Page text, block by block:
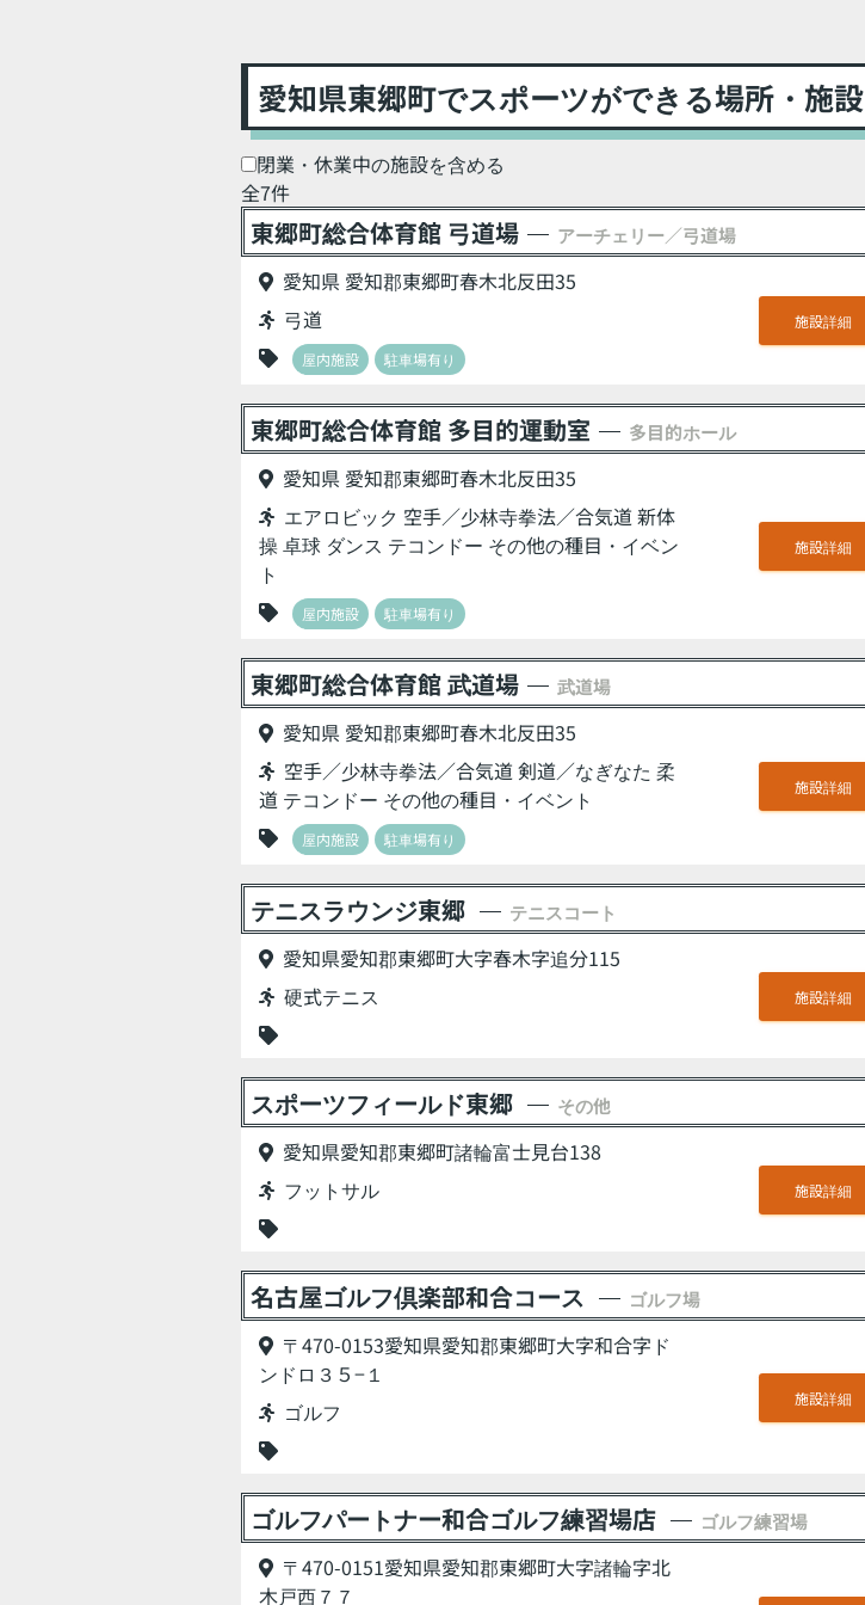
愛知県東郷町でスポーツができる場所・施設
閉業・休業中の施設を含める
全7件
東郷町総合体育館 弓道場 アーチェリー／弓道場
愛知県 愛知郡東郷町春木北反田35
弓道
屋内施設 駐車場有り
施設詳細
東郷町総合体育館 多目的運動室 多目的ホール
愛知県 愛知郡東郷町春木北反田35
エアロビック 空手／少林寺拳法／合気道 新体
操 卓球 ダンス テコンドー その他の種目・イベン
ト
屋内施設 駐車場有り
施設詳細
東郷町総合体育館 武道場 武道場
愛知県 愛知郡東郷町春木北反田35
空手／少林寺拳法／合気道 剣道／なぎなた 柔
道 テコンドー その他の種目・イベント
屋内施設 駐車場有り
施設詳細
テニスラウンジ東郷 テニスコート
愛知県愛知郡東郷町大字春木字追分115
硬式テニス
施設詳細
スポーツフィールド東郷 その他
愛知県愛知郡東郷町諸輪富士見台138
フットサル
施設詳細
名古屋ゴルフ倶楽部和合コース ゴルフ場
〒470-0153愛知県愛知郡東郷町大字和合字ド
ンドロ３５−１
ゴルフ
施設詳細
ゴルフパートナー和合ゴルフ練習場店 ゴルフ練習場
〒470-0151愛知県愛知郡東郷町大字諸輪字北
木戸西７７